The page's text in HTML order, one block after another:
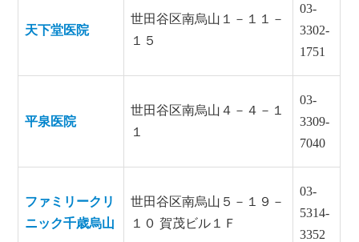
天下堂医院
世田谷区南烏山１－１１－
１５
03-
3302-
1751
平泉医院
世田谷区南烏山４－４－１
１
03-
3309-
7040
ファミリークリ
ニック千歳烏山
世田谷区南烏山５－１９－
１０ 賀茂ビル１Ｆ
03-
5314-
3352